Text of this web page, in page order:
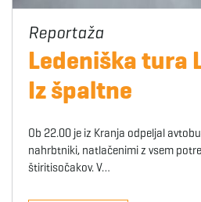
Ledeniška tura
Iz špaltne
Ob 22.00 je iz Kranja odpeljal
nahrbtniki, natlačenimi z vsem
štiritisočakov. V…